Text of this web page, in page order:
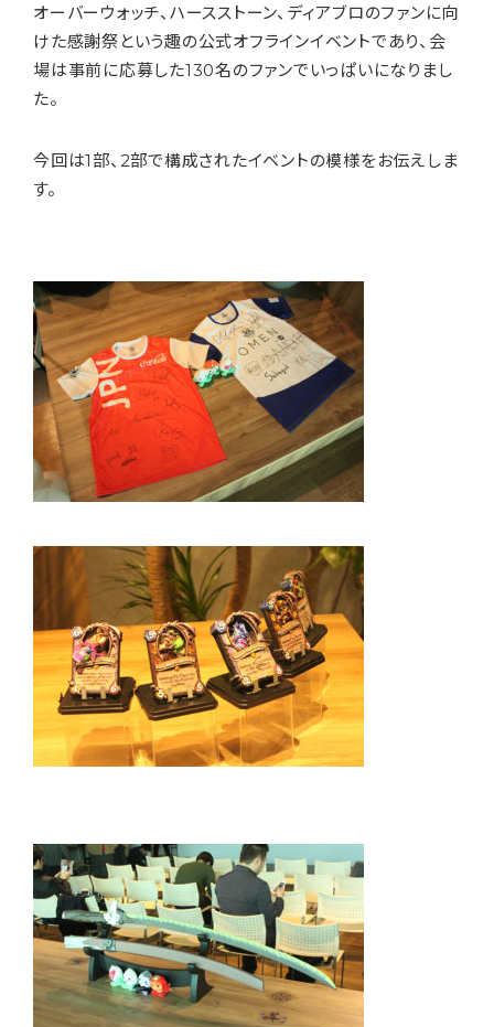
オーバーウォッチ、ハースストーン、ディアブロのファンに向
けた感謝祭という趣の公式オフラインイベントであり、会
場は事前に応募した130名のファンでいっぱいになりまし
た。
今回は1部、2部で構成されたイベントの模様をお伝えしま
す。